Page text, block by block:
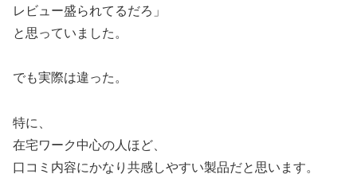
レビュー盛られてるだろ」
と思っていました。
でも実際は違った。
特に、
在宅ワーク中心の人ほど、
口コミ内容にかなり共感しやすい製品だと思います。